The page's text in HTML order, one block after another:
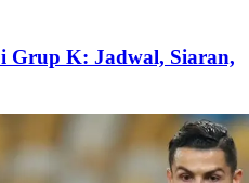
Grup K: Jadwal, Siaran,